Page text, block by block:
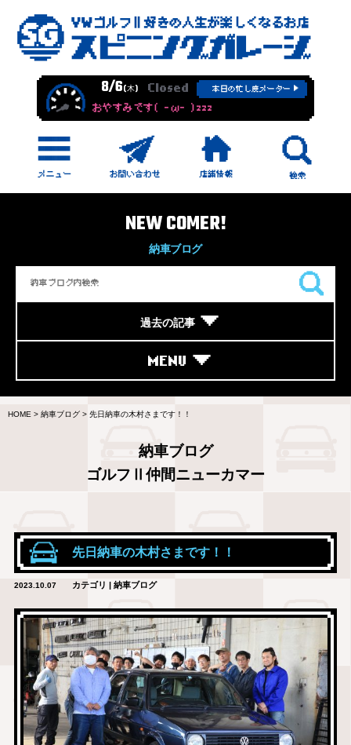
8/6(木) Closed 本日の忙し度メーター
おやすみです( -ω- )zzz
NEW COMER!
納車ブログ
過去の記事
MENU
HOME > 納車ブログ > 先日納車の木村さまです！！
納車ブログ
ゴルフⅡ仲間ニューカマー
先日納車の木村さまです！！
2023.10.07 カテゴリ | 納車ブログ